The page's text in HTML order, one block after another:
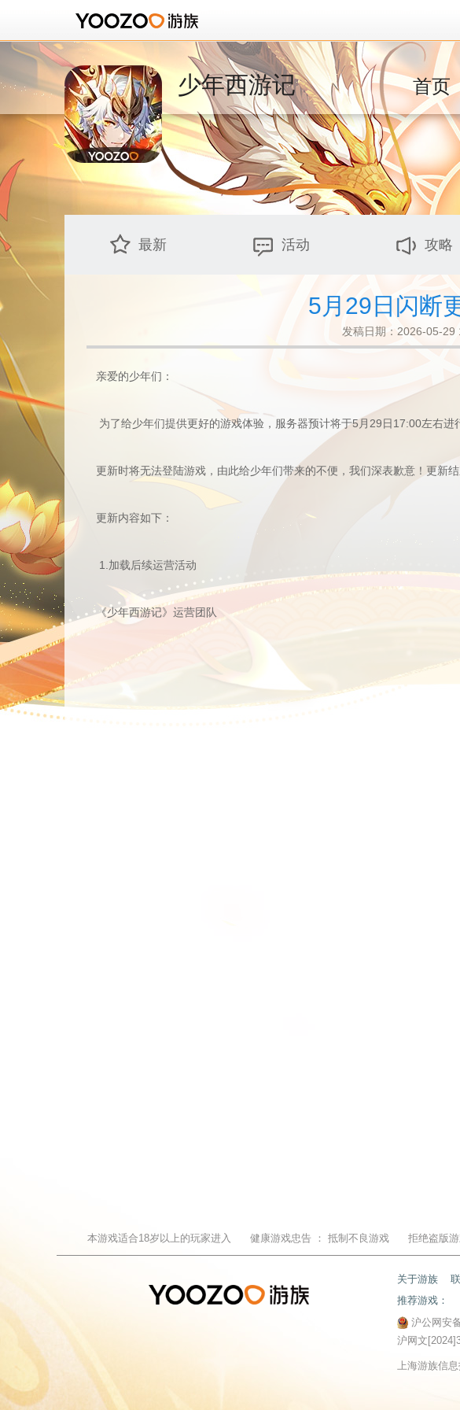
少年西游记 首页
最新 活动 攻略
5月29日闪断
发稿日期：2026-05-29
亲爱的少年们：
为了给少年们提供更好的游戏体验，服务器预计将于5月29日17:00左右进
更新时将无法登陆游戏，由此给少年们带来的不便，我们深表歉意！更新
更新内容如下：
1.加载后续运营活动
《少年西游记》运营团队
本游戏适合18岁以上的玩家进入 健康游戏忠告 ： 抵制不良游戏 拒绝盗版
关于游族
推荐游戏：
沪公网安
沪网文
上海游族信